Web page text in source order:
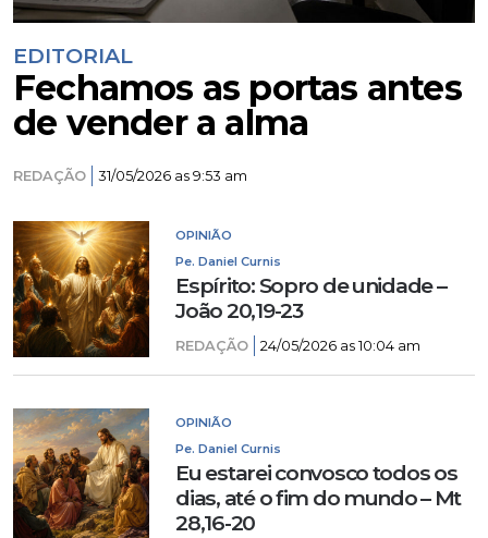
EDITORIAL
Fechamos as portas antes
de vender a alma
REDAÇÃO 31/05/2026 as 9:53 am
OPINIÃO
Pe. Daniel Curnis
Espírito: Sopro de unidade –
João 20,19-23
REDAÇÃO 24/05/2026 as 10:04 am
OPINIÃO
Pe. Daniel Curnis
Eu estarei convosco todos os
dias, até o fim do mundo – Mt
28,16-20